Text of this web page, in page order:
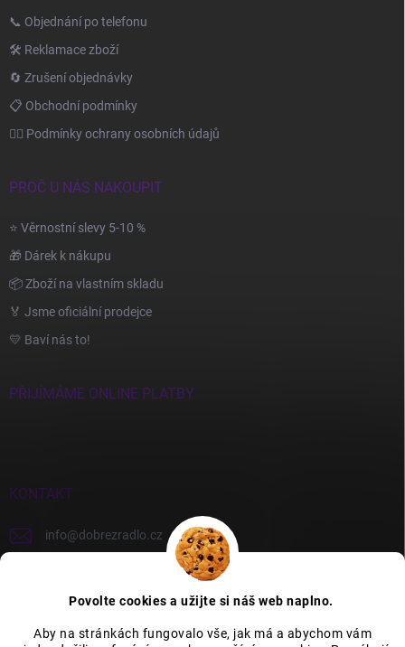
Povolte cookies a užijte si náš web naplno.
Aby na stránkách fungovalo vše, jak má a abychom vám
📞 Objednání po telefonu
🛠️ Reklamace zboží
🔄 Zrušení objednávky
📋 Obchodní podmínky
🙆‍♂️ Podmínky ochrany osobních údajů
PROČ U NÁS NAKOUPIT
⭐ Věrnostní slevy 5-10 %
🎁 Dárek k nákupu
📦 Zboží na vlastním skladu
🏅 Jsme oficiální prodejce
💛 Baví nás to!
PŘIJÍMÁME ONLINE PLATBY
KONTAKT
info@dobrezradlo.cz